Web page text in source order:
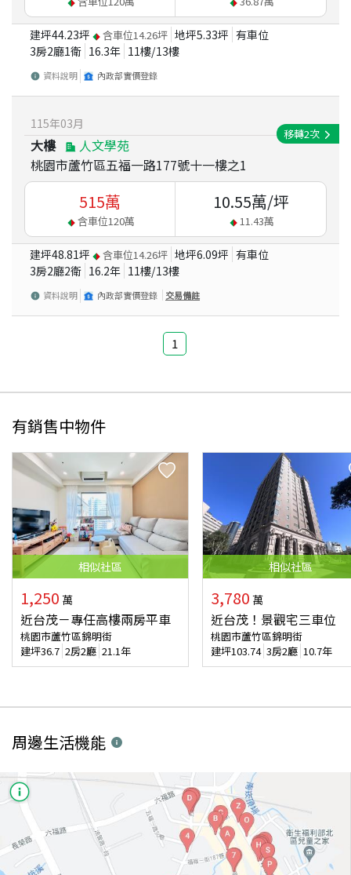
建坪44.23坪 含車位14.26坪 地坪5.33坪 有車位
3房2廳1衛 16.3年 11樓/13樓
資料說明 內政部實價登錄
115年03月
大樓
人文學苑
桃園市蘆竹區五福一路177號十一樓之1
移轉2次
515萬
含車位120萬
10.55萬/坪
11.43萬
建坪48.81坪 含車位14.26坪 地坪6.09坪 有車位
3房2廳2衛 16.2年 11樓/13樓
資料說明 內政部實價登錄 交易備註
1
有銷售中物件
相似社區
1,250 萬
近台茂－專任高樓兩房平車
桃園市蘆竹區錦明街
建坪36.7 2房2廳 21.1年
相似社區
3,780 萬
近台茂！景觀宅三車位
桃園市蘆竹區錦明街
建坪103.74 3房2廳 10.7年
周邊生活機能